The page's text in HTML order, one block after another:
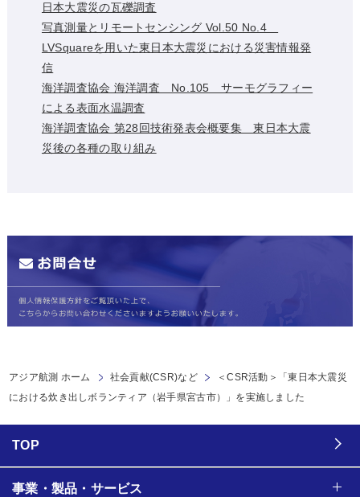
日本大震災の瓦礫調査
写真測量とリモートセンシング Vol.50 No.4
LVSquareを用いた東日本大震災における災害情報発
信
海洋調査協会 海洋調査 No.105 サーモグラフィー
による表面水温調査
海洋調査協会 第28回技術発表会概要集 東日本大震
災後の各種の取り組み
アジア航測 ホーム 社会貢献(CSR)など
＜CSR活動＞「東日本大震災
における炊き出しボランティア（岩手県宮古市）」を実施しました
TOP
事業・製品・サービス